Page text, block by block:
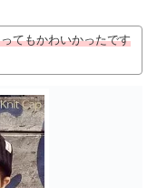
てもかわいかったです